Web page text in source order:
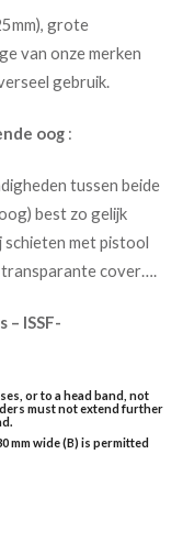
grote
van onze merken
gebruik.
oog :
tussen beide
best zo gelijk
schieten met pistool
transparante cover….
– ISSF-
or to a head band, not
must not extend further
mm wide (B) is permitted